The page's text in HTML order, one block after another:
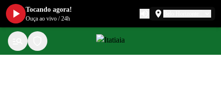
Tocando agora!
Ouça ao vivo /24h